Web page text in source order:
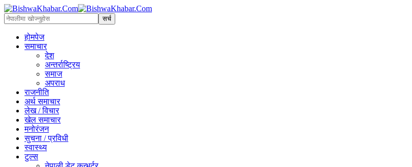
होमपेज
समाचार
देश
अन्तर्राष्ट्रिय
समाज
अपराध
राजनीति
अर्थ समाचार
लेख / विचार
खेल समाचार
मनोरंजन
सुचना / प्रविधी
स्वास्थ्य
टुल्स